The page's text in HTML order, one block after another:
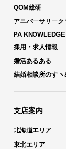
QOM総研
アニバーサリーク
PA KNOWLEDGE
採用・求人情報
婚活あるある
結婚相談所のすヽ
支店案内
北海道エリア
東北エリア